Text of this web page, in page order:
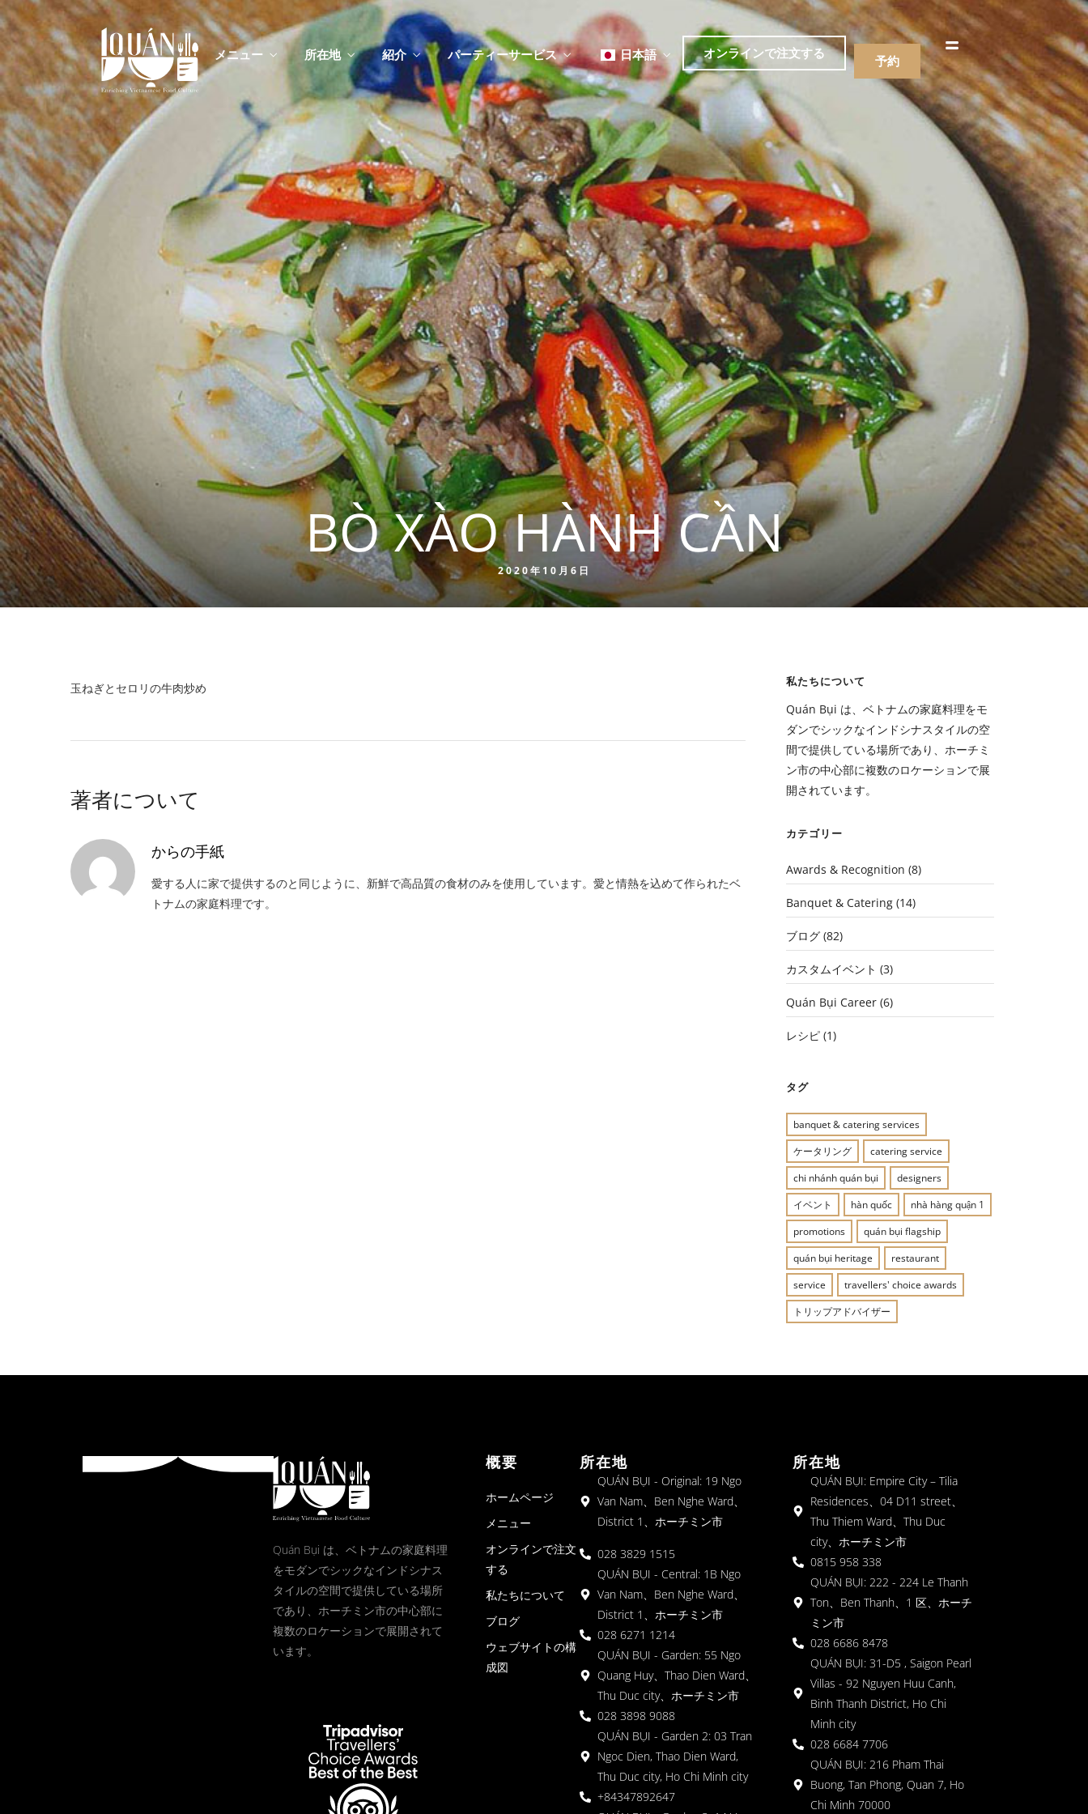
メニュー
メニュー
カスタムイベント メニュー
飲み物
所在地 紹介 パーティーサービス 日本語
English
Tiếng Việt
한국어
简体中文
オンラインで注文する 予約
メニュー
カスタムイベント メニュー
飲み物
한국어
简体中文
BÒ XÀO HÀNH CẦN
2020年10月6日
玉ねぎとセロリの牛肉炒め
著者について
からの手紙
愛する人に家で提供するのと同じように、新鮮で高品質の食材のみを使用しています。愛と情熱を込めて作られたベ
トナムの家庭料理です。
私たちについて
Quán Bụi は、ベトナムの家庭料理をモ
ダンでシックなインドシナスタイルの空
間で提供している場所であり、ホーチミ
ン市の中心部に複数のロケーションで展
開されています。
カテゴリー
Awards & Recognition (8)
Banquet & Catering (14)
ブログ (82)
カスタムイベント (3)
Quán Bụi Career (6)
レシピ (1)
タグ
banquet & catering services
ケータリング
catering service
chi nhánh quán bụi
designers
イベント
hàn quốc
nhà hàng quận 1
promotions
quán bụi flagship
quán bụi heritage
restaurant
service
travellers' choice awards
トリップアドバイザー
Quán Bụi は、ベトナムの家庭料理
をモダンでシックなインドシナス
タイルの空間で提供している場所
であり、ホーチミン市の中心部に
複数のロケーションで展開されて
います。
概要
ホームページ
メニュー
オンラインで注文
する
私たちについて
ブログ
ウェブサイトの構
成図
所在地
QUÁN BỤI - Original: 19 Ngo
Van Nam、Ben Nghe Ward、
District 1、ホーチミン市
028 3829 1515
QUÁN BỤI - Central: 1B Ngo
Van Nam、Ben Nghe Ward、
District 1、ホーチミン市
028 6271 1214
QUÁN BỤI - Garden: 55 Ngo
Quang Huy、Thao Dien Ward、
Thu Duc city、ホーチミン市
028 3898 9088
QUÁN BỤI - Garden 2: 03 Tran
Ngoc Dien, Thao Dien Ward,
Thu Duc city, Ho Chi Minh city
+84347892647
所在地
QUÁN BỤI: Empire City – Tilia
Residences、04 D11 street、
Thu Thiem Ward、Thu Duc
city、ホーチミン市
0815 958 338
QUÁN BỤI: 222 - 224 Le Thanh
Ton、Ben Thanh、1 区、ホーチ
ミン市
028 6686 8478
QUÁN BỤI: 31-D5 , Saigon Pearl
Villas - 92 Nguyen Huu Canh,
Binh Thanh District, Ho Chi
Minh city
028 6684 7706
QUÁN BỤI: 216 Pham Thai
Buong, Tan Phong, Quan 7, Ho
Chi Minh 70000